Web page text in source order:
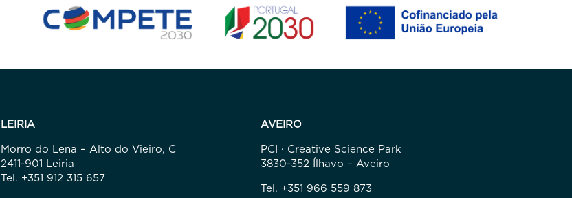
LEIRIA
Morro do Lena – Alto do Vieiro, C
2411-901 Leiria
Tel. +351 912 315 657
AVEIRO
PCI · Creative Science Park
3830-352 Ílhavo – Aveiro
Tel. +351 966 559 873